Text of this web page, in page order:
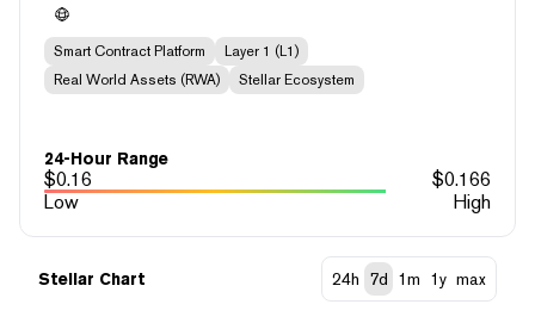
Smart Contract Platform
Layer 1 (L1)
Real World Assets (RWA)
Stellar Ecosystem
24-Hour Range
$0.16 $0.166
Low
High
Stellar Chart 24h 7d 1m 1y max